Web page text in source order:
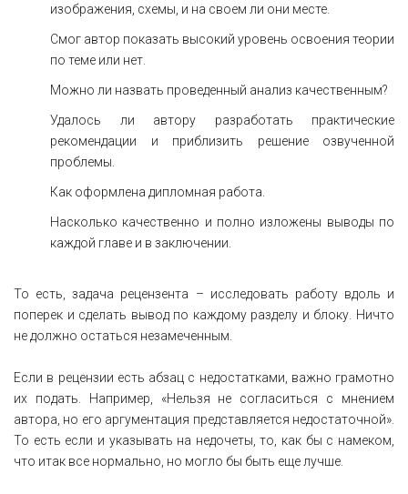
изображения, схемы, и на своем ли они месте.
Смог автор показать высокий уровень освоения теории
по теме или нет.
Можно ли назвать проведенный анализ качественным?
Удалось ли автору разработать практические
рекомендации и приблизить решение озвученной
проблемы.
Как оформлена дипломная работа.
Насколько качественно и полно изложены выводы по
каждой главе и в заключении.
То есть, задача рецензента – исследовать работу вдоль и
поперек и сделать вывод по каждому разделу и блоку. Ничто
не должно остаться незамеченным.
Если в рецензии есть абзац с недостатками, важно грамотно
их подать. Например, «Нельзя не согласиться с мнением
автора, но его аргументация представляется недостаточной».
То есть если и указывать на недочеты, то, как бы с намеком,
что итак все нормально, но могло бы быть еще лучше.